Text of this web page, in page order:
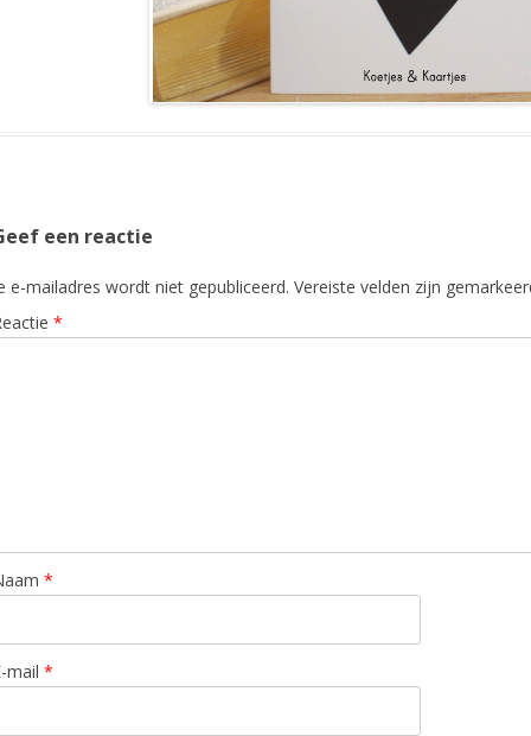
een reactie
e-mailadres wordt niet gepubliceerd. Vereiste velden zijn
*
*
mail *